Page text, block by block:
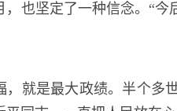
，也坚定了一种信念。“
，就是最大政绩。半个多